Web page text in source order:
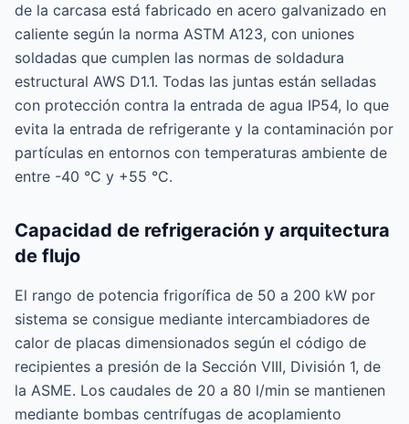
de la carcasa está fabricado en acero galvanizado en
caliente según la norma ASTM A123, con uniones
soldadas que cumplen las normas de soldadura
estructural AWS D1.1. Todas las juntas están selladas
con protección contra la entrada de agua IP54, lo que
evita la entrada de refrigerante y la contaminación por
partículas en entornos con temperaturas ambiente de
entre -40 °C y +55 °C.
Capacidad de refrigeración y arquitectura
de flujo
El rango de potencia frigorífica de 50 a 200 kW por
sistema se consigue mediante intercambiadores de
calor de placas dimensionados según el código de
recipientes a presión de la Sección VIII, División 1, de
la ASME. Los caudales de 20 a 80 l/min se mantienen
mediante bombas centrífugas de acoplamiento